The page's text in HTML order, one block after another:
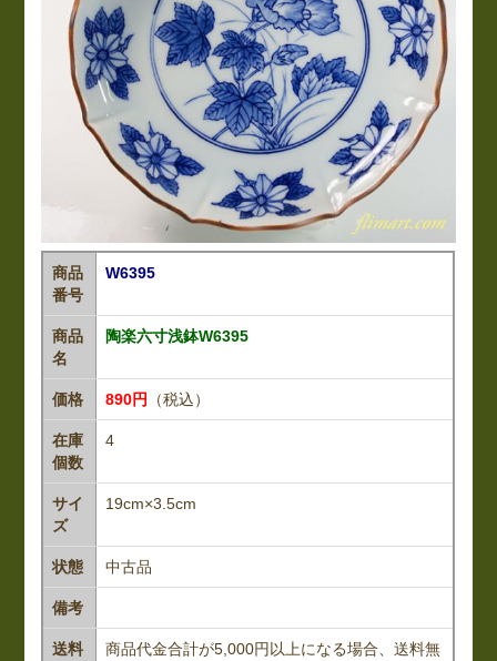
商品
番号
W6395
商品
名
陶楽六寸浅鉢W6395
価格 890円 （税込）
在庫
個数
4
サイ
ズ
19cm×3.5cm
状態 中古品
備考
送料
商品代金合計が5,000円以上になる場合、送料無